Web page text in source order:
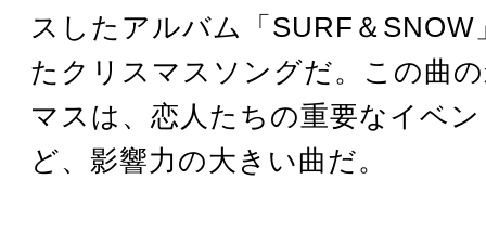
スしたアルバム「SURF＆SNOW
たクリスマスソングだ。この曲
マスは、恋人たちの重要なイベ
ど、影響力の大きい曲だ。